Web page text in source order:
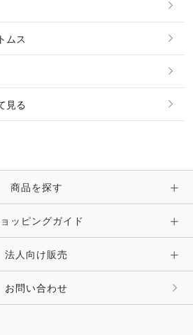
ンピース
ストール・スヌード
ス・革小物
ム・ストラップ
雑貨
ージュ
ムス
見る
商品を探す
ッピングガイド
法人向け販売
お問い合わせ